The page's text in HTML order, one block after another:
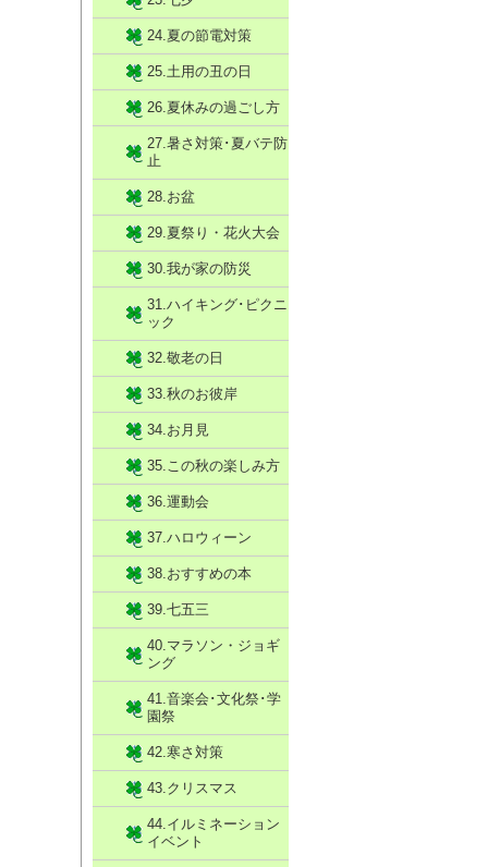
24.夏の節電対策
25.土用の丑の日
26.夏休みの過ごし方
27.暑さ対策･夏バテ防
止
28.お盆
29.夏祭り・花火大会
30.我が家の防災
31.ハイキング･ピクニ
ック
32.敬老の日
33.秋のお彼岸
34.お月見
35.この秋の楽しみ方
36.運動会
37.ハロウィーン
38.おすすめの本
39.七五三
40.マラソン・ジョギ
ング
41.音楽会･文化祭･学
園祭
42.寒さ対策
43.クリスマス
44.イルミネーション
イベント